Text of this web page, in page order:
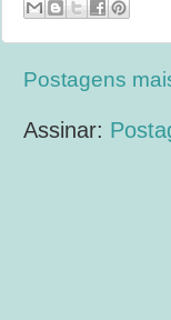
Postagens
Assinar: